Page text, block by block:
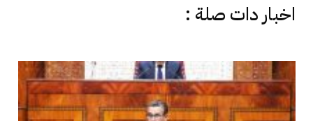
اخبار دات صلة :